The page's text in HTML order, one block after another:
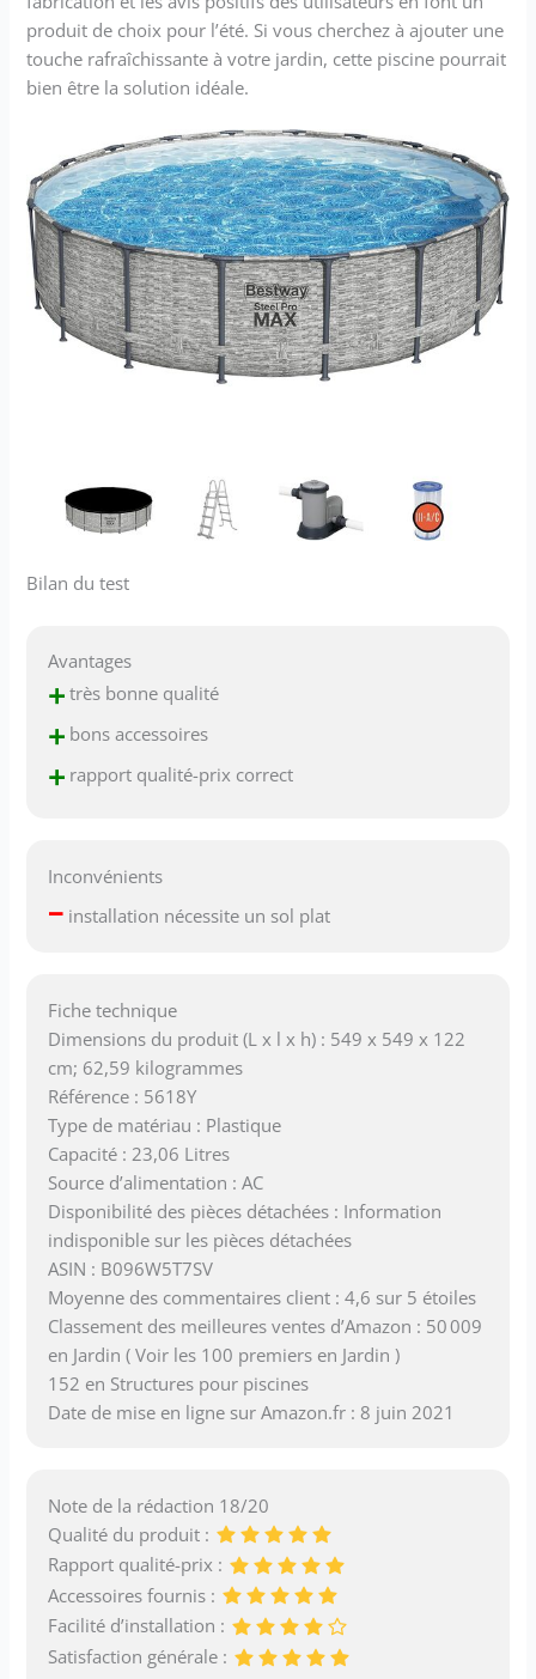
produit de choix pour l’été. Si vous cherchez à ajouter une
touche rafraîchissante à votre jardin, cette piscine pourrait
bien être la solution idéale.
Bilan du test
Avantages
+ très bonne qualité
+ bons accessoires
+ rapport qualité-prix correct
Inconvénients
– installation nécessite un sol plat
Fiche technique
Dimensions du produit (L x l x h) : 549 x 549 x 122
cm; 62,59 kilogrammes
Référence : 5618Y
Type de matériau : Plastique
Capacité : 23,06 Litres
Source d’alimentation : AC
Disponibilité des pièces détachées : Information
indisponible sur les pièces détachées
ASIN : B096W5T7SV
Moyenne des commentaires client : 4,6 sur 5 étoiles
Classement des meilleures ventes d’Amazon : 50 009
en Jardin ( Voir les 100 premiers en Jardin )
152 en Structures pour piscines
Date de mise en ligne sur Amazon.fr : 8 juin 2021
Note de la rédaction 18/20
Qualité du produit :
Rapport qualité-prix :
Accessoires fournis :
Facilité d’installation :
Satisfaction générale :